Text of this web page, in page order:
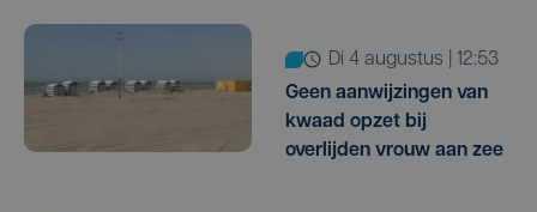
di 4 augustus | 12:53
Geen aanwijzingen van
kwaad opzet bij
overlijden vrouw aan zee